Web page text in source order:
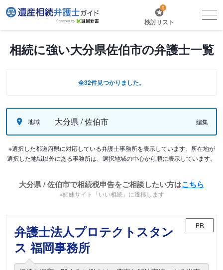
0
検討リスト
相続に強い大分県佐伯市の弁護士一覧
全32件見つかりました。
地域 大分県 / 佐伯市 編集
※選択した都道府県に対応している弁護士事務所を表示しています。所在地が
選択した地域以外にある事務所は、選択地域の中心から順に表示しています。
大分県 / 佐伯市で相続税申告をご相談したい方はこちら
※姉妹サイト「いい相続」に遷移します
弁護士法人プロテクトスタン
ス 福岡事務所
PR